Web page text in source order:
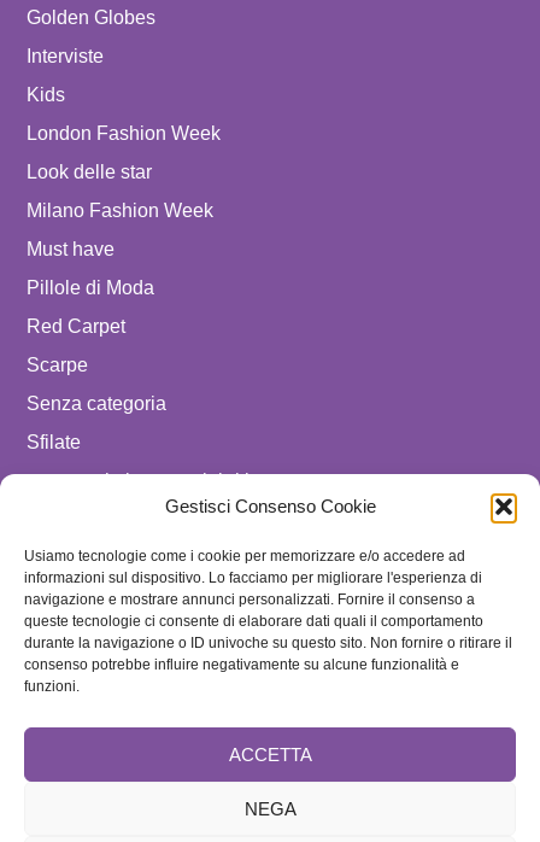
Gestisci Consenso Cookie
Usiamo tecnologie come i cookie per memorizzare e/o accedere ad
informazioni sul dispositivo. Lo facciamo per migliorare l'esperienza di
navigazione e mostrare annunci personalizzati. Fornire il consenso a
queste tecnologie ci consente di elaborare dati quali il comportamento
durante la navigazione o ID univoche su questo sito. Non fornire o ritirare il
consenso potrebbe influire negativamente su alcune funzionalità e
funzioni.
ACCETTA
NEGA
Golden Globes
Interviste
Kids
London Fashion Week
Look delle star
Milano Fashion Week
Must have
Pillole di Moda
Red Carpet
Scarpe
Senza categoria
Sfilate
spostare in luxury celebrities
Uomo
SEGUICI SU
ISCRIVITI ALLA NEWSLETTER